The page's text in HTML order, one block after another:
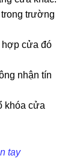
trường
hợp cửa đó
nhận tín
khóa cửa
tay